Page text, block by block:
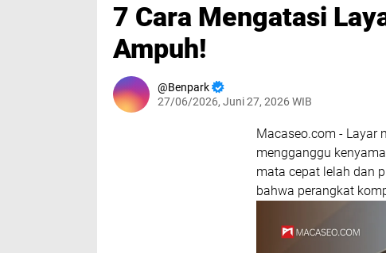
7 Cara Mengatasi
Ampuh!
Benpark
27/06/2026, Juni 27, 2026 WIB
Macaseo.com - Layar
mengganggu
mata cepat lelah dan
bahwa perangkat